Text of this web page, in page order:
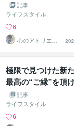
記事
ライフスタイル
6
心のアトリエ～
心象画家：卯月
螢～
極限で見つけた新
最高の“ご縁”を頂
記事
ライフスタイル
6